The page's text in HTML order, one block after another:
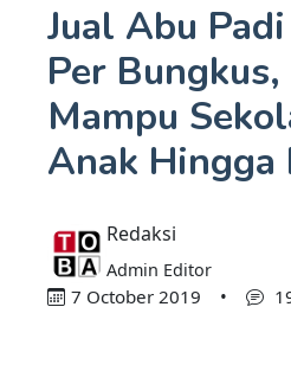
Jual Abu
Per
Mampu
Anak Hingga
Redaksi
Admin Editor
7 October 2019 •